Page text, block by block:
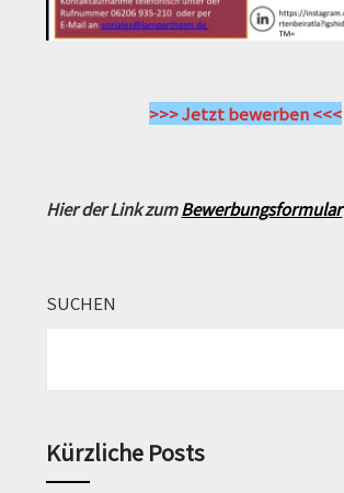
>>> Jetzt bewerben <<<
Hier der Link zumBewerbungsformular
SUCHEN
Kürzliche Posts